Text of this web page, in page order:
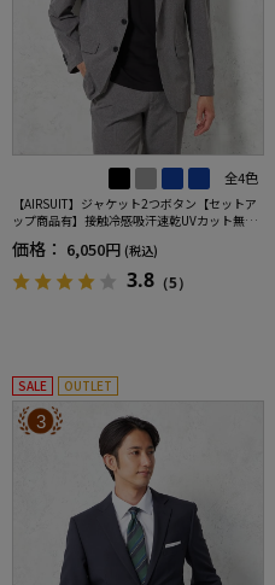
全4色
【AIRSUIT】ジャケット2つボタン【セットア
ップ商品有】接触冷感吸汗速乾UVカット無地
春夏
価格： 6,050円 (税込)
3.8 （5）
SALE OUTLET
3